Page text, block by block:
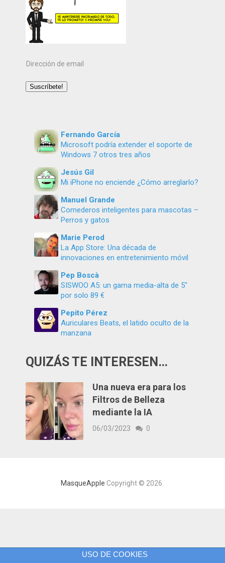
Dirección
email
Suscríbete!
Fernando García
Microsoft podría extender el soporte de
Windows 7 otros tres años
Jesús Gil
Mi iPhone no enciende ¿Cómo arreglarlo?
Manuel Grande
Comederos inteligentes para mascotas –
Perros y gatos
Marie Perod
La App Store: Una década de
innovaciones en entretenimiento móvil
Pep Boscà
SISWOO A5: un gama media-alta de 5″
por solo 89 €
Pepito Pérez
Auriculares Beats, el latido oculto de la
manzana
QUIZÁS TE INTERESEN…
Una nueva era para los
Filtros de Belleza
mediante la IA
06/03/2023 0
MasqueApple Copyright © 2026.
USO DE COOKIES